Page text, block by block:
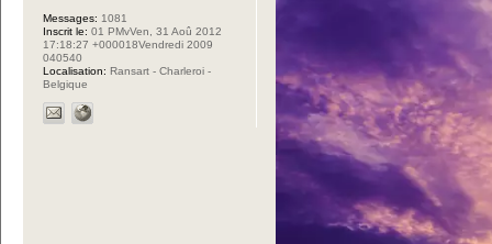
Messages: 1081
Inscrit le: 01 PMvVen, 31 Aoû 2012
17:18:27 +000018Vendredi 2009
040540
Localisation: Ransart - Charleroi -
Belgique